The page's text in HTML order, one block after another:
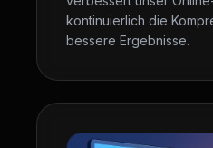
kontinuierlich die
bessere Ergebnisse.